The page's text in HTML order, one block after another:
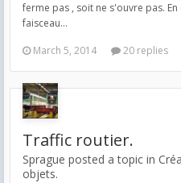
ferme pas , soit ne s'ouvre pas.
faisceau...
March 5, 2014
20 replies
Traffic routier.
Sprague posted a topic in
objets.